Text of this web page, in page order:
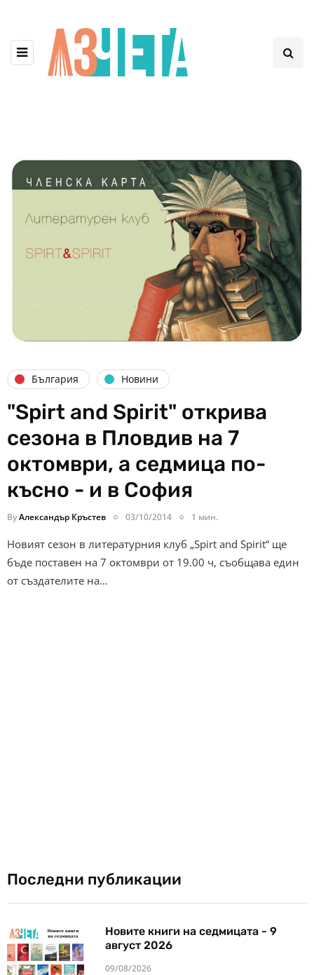
България Новини
"Spirt and Spirit" открива
сезона в Пловдив на 7
октомври, а седмица по-
късно - и в София
ByАлександър Кръстев 03/10/2014 1 мин.
Новият сезон в литературния клуб „Spirt and Spirit“ ще
бъде поставен на 7 октомври от 19.00 ч, съобщава един
от създателите на…
Последни публикации
Новите книги на седмицата - 9
август 2026
09/08/2026